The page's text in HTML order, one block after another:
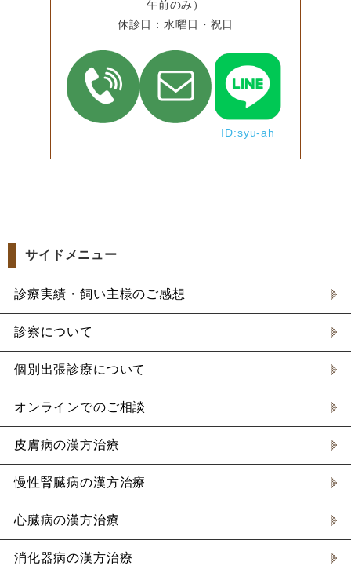
午前のみ）
休診日：水曜日・祝日
ID:syu-ah
サイドメニュー
診療実績・飼い主様のご感想
診察について
個別出張診療について
オンラインでのご相談
皮膚病の漢方治療
慢性腎臓病の漢方治療
心臓病の漢方治療
消化器病の漢方治療